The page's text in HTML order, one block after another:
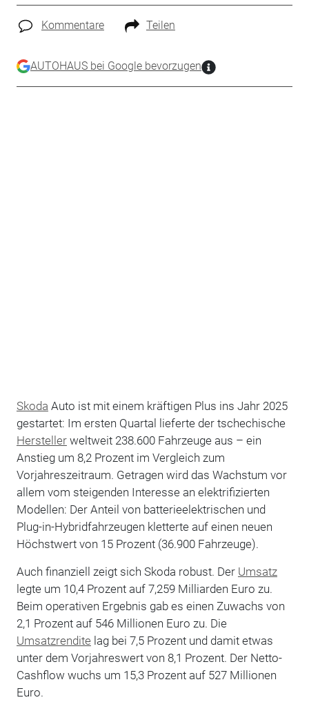
Kommentare Teilen
AUTOHAUS bei Google bevorzugen
Skoda Auto ist mit einem kräftigen Plus ins Jahr 2025
gestartet: Im ersten Quartal lieferte der tschechische
Herstellerweltweit 238.600 Fahrzeuge aus – ein
Anstieg um 8,2 Prozent im Vergleich zum
Vorjahreszeitraum. Getragen wird das Wachstum vor
allem vom steigenden Interesse an elektrifizierten
Modellen: Der Anteil von batterieelektrischen und
Plug-in-Hybridfahrzeugen kletterte auf einen neuen
Höchstwert von 15 Prozent (36.900 Fahrzeuge).
Auch finanziell zeigt sich Skoda robust. Der Umsatz
legte um 10,4 Prozent auf 7,259 Milliarden Euro zu.
Beim operativen Ergebnis gab es einen Zuwachs von
2,1 Prozent auf 546 Millionen Euro zu. Die
Umsatzrendite lag bei 7,5 Prozent und damit etwas
unter dem Vorjahreswert von 8,1 Prozent. Der Netto-
Cashflow wuchs um 15,3 Prozent auf 527 Millionen
Euro.